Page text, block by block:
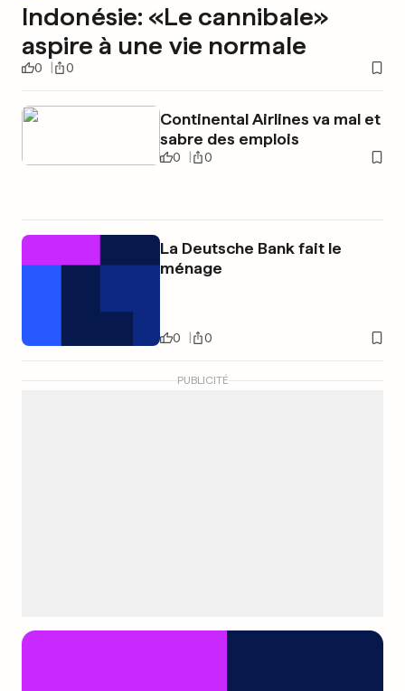
Indonésie: «Le cannibale»
aspire à une vie normale
0 0
Continental Airlines va mal et
sabre des emplois
0 0
La Deutsche Bank fait le
ménage
0 0
PUBLICITÉ